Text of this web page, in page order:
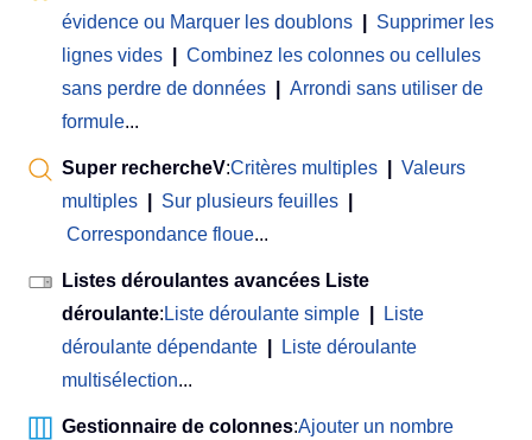
évidence ou Marquer les doublons
Supprimer les
lignes vides
Combinez les colonnes ou cellules
sans perdre de données
Arrondi sans utiliser de
formule...
Super rechercheV:Critères multiples
Valeurs
multiples
Sur plusieurs feuilles
Correspondance floue...
Listes déroulantes avancées Liste
déroulante: Liste déroulante simple
Liste
déroulante dépendante
Liste déroulante
multisélection...
Gestionnaire de colonnes:Ajouter un nombre